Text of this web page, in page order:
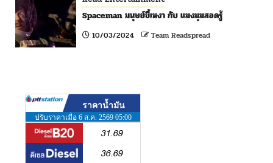
Spaceman มนุษย์ขี้เหงา กับ แมงมุมสอดรู้
10/03/2024 Team Readspread